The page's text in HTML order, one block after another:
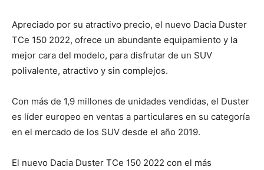
Apreciado por su atractivo precio, el nuevo Dacia Duster
TCe 150 2022, ofrece un abundante equipamiento y la
mejor cara del modelo, para disfrutar de un SUV
polivalente, atractivo y sin complejos.
Con más de 1,9 millones de unidades vendidas, el Duster
es líder europeo en ventas a particulares en su categoría
en el mercado de los SUV desde el año 2019.
El nuevo Dacia Duster TCe 150 2022 con el más